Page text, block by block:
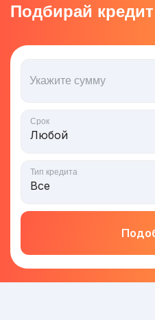
Подбирай
Укажите сумму
Срок
Тип кредита